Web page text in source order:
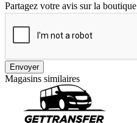
Partagez votre avis sur la boutique
Envoyer
Magasins similaires